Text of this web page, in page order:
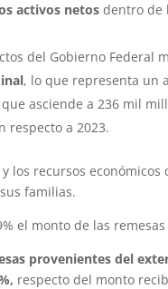
activos netosdentro de
del Gobierno Federal
, lo que representa un
que asciende a 236 mil
respecto a 2023.
los recursos
familias.
el monto de las
provenientes del
respecto del monto